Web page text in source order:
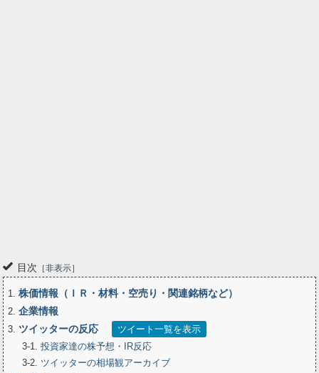
目次 非表示
1 株価情報（ＩＲ・材料・空売り・関連銘柄など）
2 企業情報
3 ツイッターの反応
ツイート一覧を表示
3-1 投資家達の株予想・IR反応
3-2 ツイッターの相場観アーカイブ